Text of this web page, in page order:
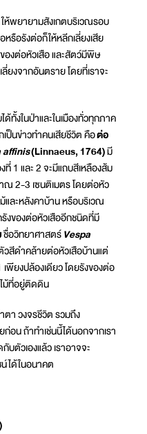
ห้พยายามสังเกตบริเวณรอบ
รือรังต่อก็ให้หลีกเลี่ยงเสีย
องต่อหัวเสือ และสัตว์มีพิษ
ยงจากอันตราย โดยที่เราจะ
ทั้งในป่าและในเมืองทั่วทุกภาค
เป็นข่าวทำคนเสียชีวิต คือต่อ
affinis(Linnaeus, 1764)มี
1 และ 2 จะมีแถบสีเหลืองส้ม
ณ 2-3 เซนติเมตร โดยต่อหัว
และหลังคาบ้าน หรือบริเวณ
งของต่อหัวเสืออีกชนิดที่มี
ชื่อวิทยาศาสตร์Vespa
สีดำคล้ายต่อหัวเสือบ้านแต่
พียงปล้องเดียว โดยรังของต่อ
ม้ที่อยู่ติดดิน
ตา วงจรชีวิต รวมถึง
อน ถ้าทำเช่นนี้ได้นอกจากเรา
บตัวเองแล้ว เราอาจจะ
น์ได้ในอนาคต